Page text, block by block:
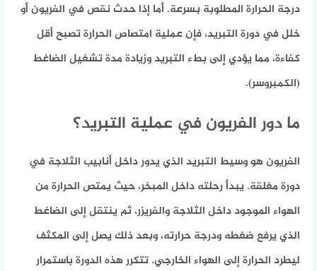
درجة الحرارة المطلوبة بسرعة. أما إذا حدث نقص في الفريون أو
خلل في دورة التبريد، فإن عملية امتصاص الحرارة تصبح أقل
كفاءة، مما يؤدي إلى بطء التبريد وزيادة مدة تشغيل الضاغط
(الكمبروسر).
ما دور الفريون في عملية التبريد؟
الفريون هو وسيط التبريد الذي يدور داخل أنابيب الثلاجة في
دورة مغلقة. يبدأ رحلته داخل المبخر، حيث يمتص الحرارة من
الهواء الموجود داخل الثلاجة والفريزر، ثم ينتقل إلى الضاغط
الذي يرفع ضغطه ودرجة حرارته، وبعد ذلك يصل إلى المكثف
ليطرد الحرارة إلى الهواء الخارجي. تتكرر هذه الدورة باستمرار